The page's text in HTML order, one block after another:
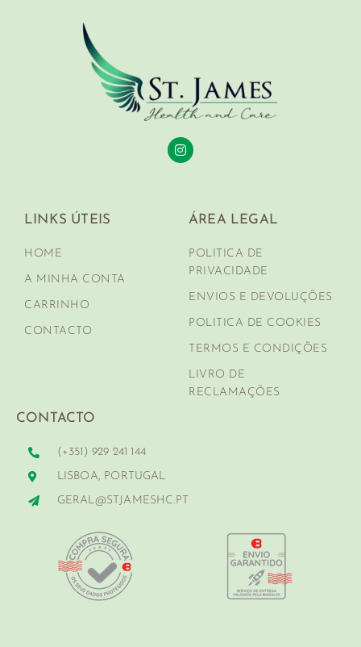
LINKS ÚTEIS
HOME
A MINHA CONTA
CARRINHO
CONTACTO
ÁREA LEGAL
POLITICA DE
PRIVACIDADE
ENVIOS E DEVOLUÇÕES
POLITICA DE COOKIES
TERMOS E CONDIÇÕES
LIVRO DE
RECLAMAÇÕES
CONTACTO
(+351) 929 241 144
LISBOA, PORTUGAL
GERAL@STJAMESHC.PT